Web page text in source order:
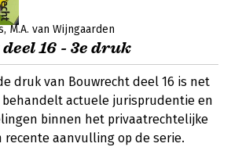
M.A. van Wijngaarden
16 - 3e druk
druk van Bouwrecht deel 16 is net
behandelt actuele jurisprudentie en
binnen het privaatrechtelijke
recente aanvulling op de serie.